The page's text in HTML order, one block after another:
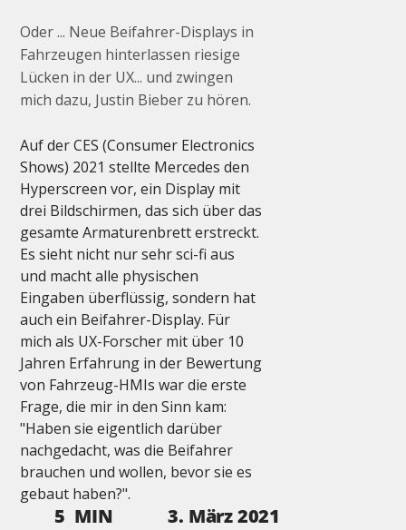
Oder ... Neue Beifahrer-Displays in
Fahrzeugen hinterlassen riesige
Lücken in der UX... und zwingen
mich dazu, Justin Bieber zu hören.
Auf der CES (Consumer Electronics
Shows) 2021 stellte Mercedes den
Hyperscreen vor, ein Display mit
drei Bildschirmen, das sich über das
gesamte Armaturenbrett erstreckt.
Es sieht nicht nur sehr sci-fi aus
und macht alle physischen
Eingaben überflüssig, sondern hat
auch ein Beifahrer-Display. Für
mich als UX-Forscher mit über 10
Jahren Erfahrung in der Bewertung
von Fahrzeug-HMIs war die erste
Frage, die mir in den Sinn kam:
"Haben sie eigentlich darüber
nachgedacht, was die Beifahrer
brauchen und wollen, bevor sie es
gebaut haben?".
5 MIN 3. März 2021